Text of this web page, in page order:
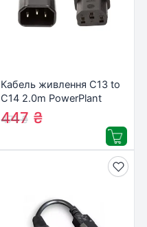
Кабель живлення C13 to
C14 2.0m PowerPlant
(CC360352)
471₴
447 ₴